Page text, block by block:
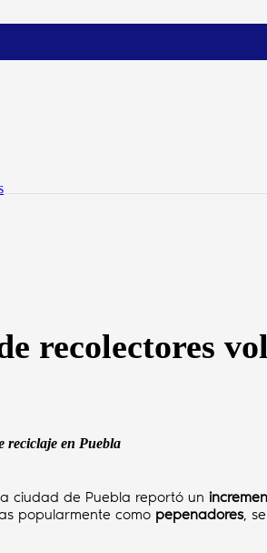
recolectores
reciclaje en Puebla
ciudad de Puebla reportó un
popularmente como pepenadores,